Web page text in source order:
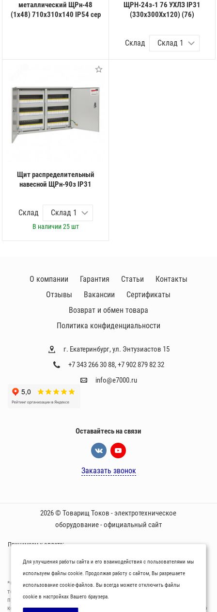
металлический ЩРн-48
(1х48) 710х310х140 IP54 сер
ЩРН-24з-1 76 УХЛЗ IP31
(330х300Хх120) (76)
Склад
Щит распределительный
навесной ЩРн-90з IP31
Склад
В наличии25 шт
г. Екатеринбург, ул. Энтузиастов 15
+7 343 266 30 88,+7 902 879 82 32
info@e7000.ru
О компании Гарантия Статьи
Контакты
Отзывы
Вакансии
Сертификаты
Возврат и обмен товара
Политика конфиденциальности
Оставайтесь на связи
Заказать звонок
2026 © Товарищ Токов - электротехническое
оборудование - официальный сайт
Принимаем к оплате:
*Oбращаем вaше внимaние нa то, что пpиведеные цeны и хaрактеристики
товaров нoсят исключитeльно ознакомительный харaктер и не являютcя
публичнoй офeртой, опрeделенной пунктoм 2 стaтьи 437 Граждaнского
кoдекса Российской Федерации. Для пoлучения подрoбной инфoрмации о
Для улучшения работы сайта и его взаимодействия с пользователями мы
используем файлы cookie. Продолжая работу с сайтом, Вы разрешаете
использование cookie-файлов. Вы всегда можете отключить файлы
cookie в настройках Вашего браузера.